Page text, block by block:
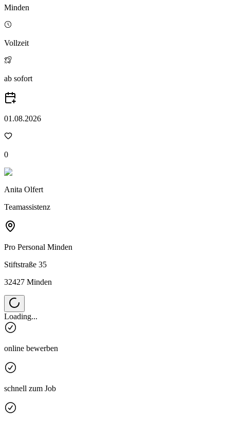
Minden
Vollzeit
ab sofort
01.08.2026
0
Anita Olfert
Teamassistenz
Pro Personal Minden
Stiftstraße 35
32427 Minden
Loading...
online bewerben
schnell zum Job